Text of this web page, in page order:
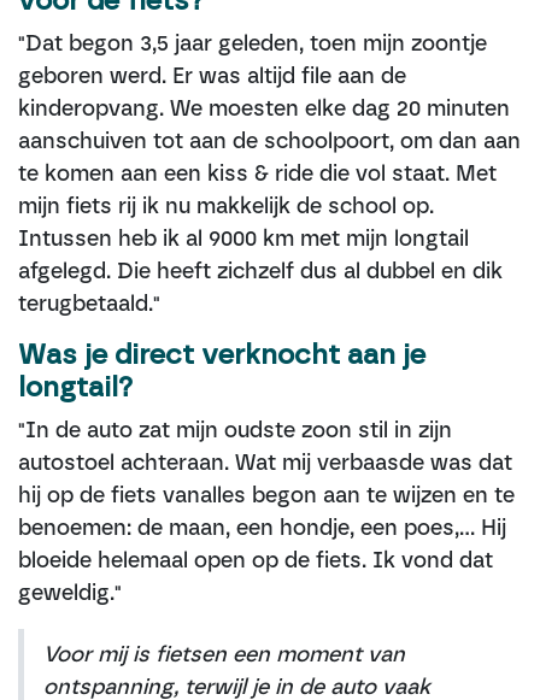
"Dat begon 3,5 jaar geleden, toen mijn zoontje
geboren werd. Er was altijd file aan de
kinderopvang. We moesten elke dag 20 minuten
aanschuiven tot aan de schoolpoort, om dan aan
te komen aan een kiss & ride die vol staat. Met
mijn fiets rij ik nu makkelijk de school op.
Intussen heb ik al 9000 km met mijn longtail
afgelegd. Die heeft zichzelf dus al dubbel en dik
terugbetaald."
Was je direct verknocht aan je
longtail?
"In de auto zat mijn oudste zoon stil in zijn
autostoel achteraan. Wat mij verbaasde was dat
hij op de fiets vanalles begon aan te wijzen en te
benoemen: de maan, een hondje, een poes,... Hij
bloeide helemaal open op de fiets. Ik vond dat
geweldig."
Voor mij is fietsen een moment van
ontspanning, terwijl je in de auto vaak